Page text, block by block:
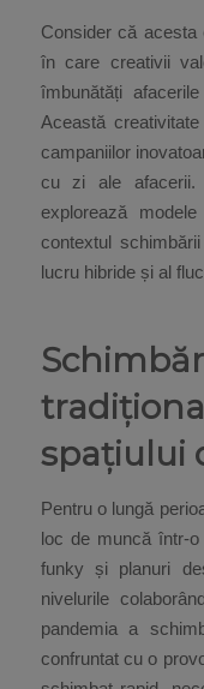
Consider că
în care creativii
îmbunătăți
Această
campaniilor
cu zi ale
explorează
contextul
lucru hibride și al
spațiului
Pentru o lungă
loc de muncă într-o
funky și planuri
nivelurile
pandemia a
confruntat cu o